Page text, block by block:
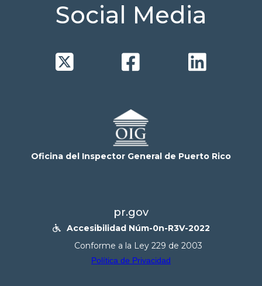
Social Media
  
Oficina del Inspector General de Puerto Rico
pr.gov

Accesibilidad Núm-0n-R3V-2022
Conforme a la Ley 229 de 2003
Política de Privacidad